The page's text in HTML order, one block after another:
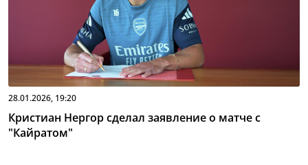
28.01.2026, 19:20
Кристиан Нергор сделал заявление о матче с
"Кайратом"